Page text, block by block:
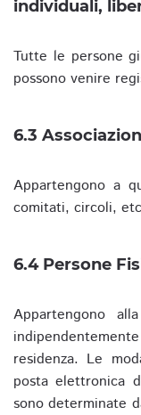
individuali,
Tutte le persone
possono venire
6.3
Appartengono a
comitati, circoli,
6.4 Persone
Appartengono
residenza. Le
posta elettronica
sono determinate